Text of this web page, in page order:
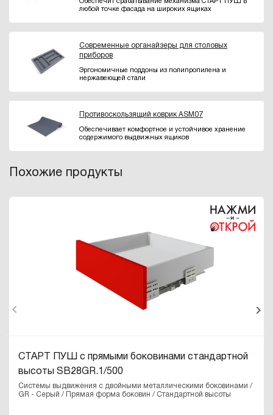
любой точке фасада на широких ящиках
Современные органайзеры для столовых
приборов
Эргономичные поддоны из полипропилена и
нержавеющей стали
Противоскользящий коврик ASM07
Обеспечивает комфортное и устойчивое хранение
содержимого выдвижных ящиков
Похожие продукты
СТАРТ ПУШ с прямыми боковинами стандартной
высоты SB28GR.1/500
Системы выдвижения с двойными металлическими боковинами /
GR - Серый / Прямая форма боковин / Стандартной высоты